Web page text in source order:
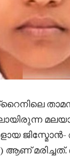
ആണ് മരിച്ചത്.